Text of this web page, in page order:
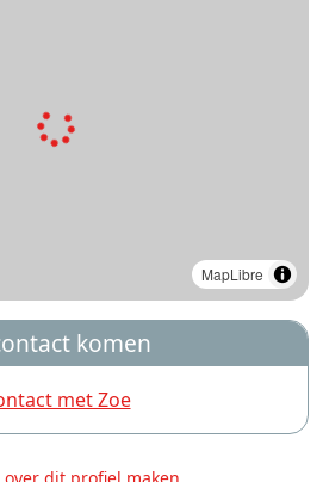
MapLibre
komen
met Zoe